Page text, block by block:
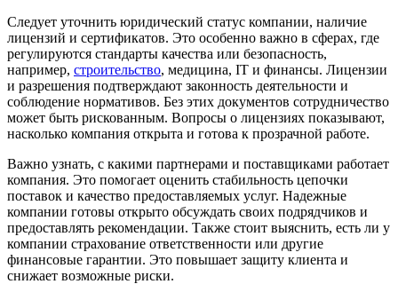
Следует уточнить юридический статус компании, наличие
лицензий и сертификатов. Это особенно важно в сферах, где
регулируются стандарты качества или безопасность,
например, строительство, медицина, IT и финансы. Лицензии
и разрешения подтверждают законность деятельности и
соблюдение нормативов. Без этих документов сотрудничество
может быть рискованным. Вопросы о лицензиях показывают,
насколько компания открыта и готова к прозрачной работе.
Важно узнать, с какими партнерами и поставщиками работает
компания. Это помогает оценить стабильность цепочки
поставок и качество предоставляемых услуг. Надежные
компании готовы открыто обсуждать своих подрядчиков и
предоставлять рекомендации. Также стоит выяснить, есть ли у
компании страхование ответственности или другие
финансовые гарантии. Это повышает защиту клиента и
снижает возможные риски.